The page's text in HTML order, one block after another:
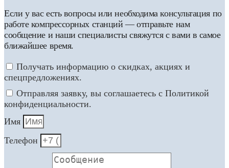
Если у вас есть вопросы или необходима консультация по
работе компрессорных станций — отправьте нам
сообщение и наши специалисты свяжутся с вами в самое
ближайшее время.
Получать информацию о скидках, акциях и
спецпредложениях.
Отправляя заявку, вы соглашаетесь с Политикой
конфиденциальности.
Имя
Телефон